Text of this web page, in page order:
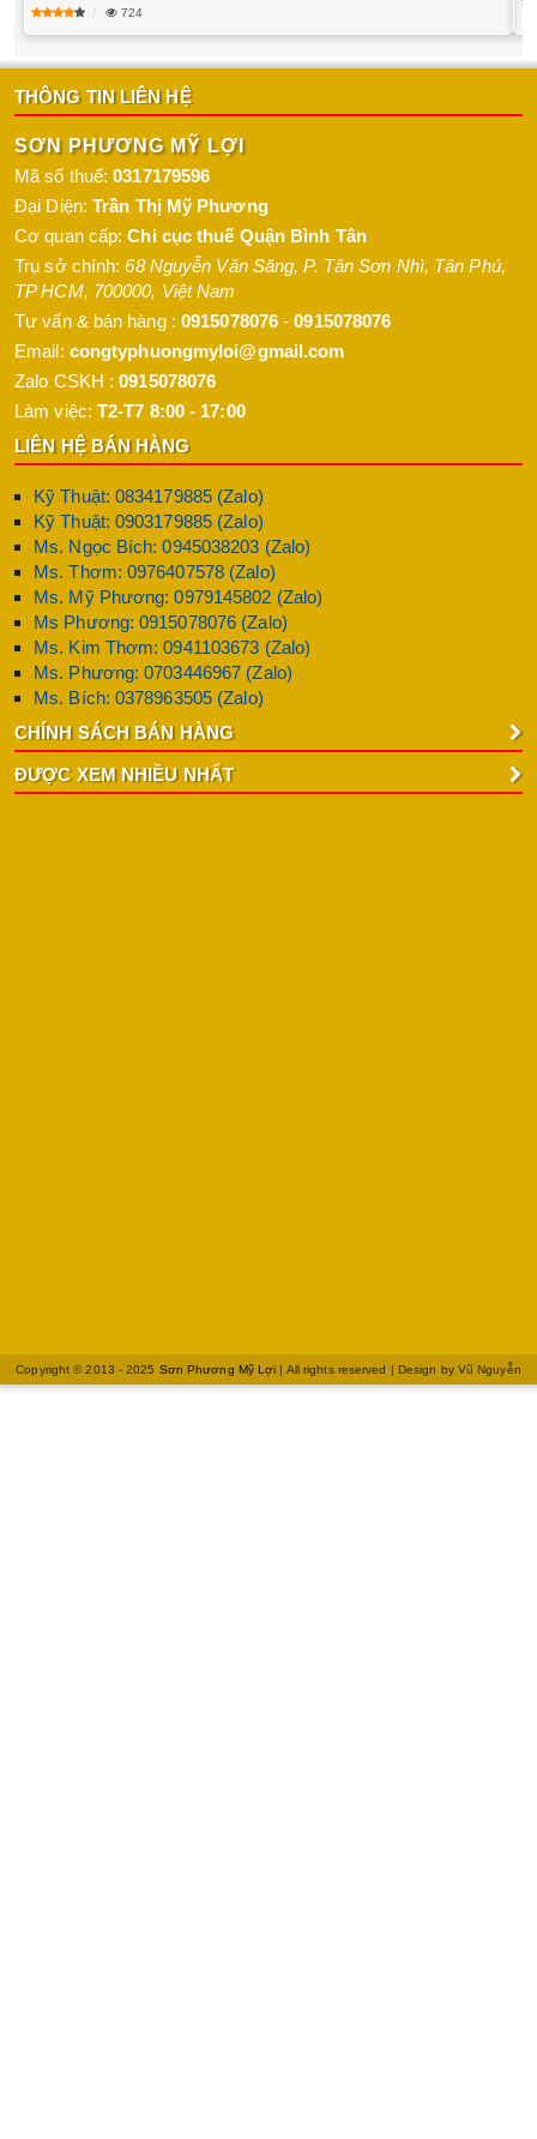
724
THÔNG TIN LIÊN HỆ
SƠN PHƯƠNG MỸ LỢI
Mã số thuế:0317179596
Đại Diện: Trần Thị Mỹ Phương
Cơ quan cấp:Chi cục thuế Quận Bình Tân
Trụ sở chính:68 Nguyễn Văn Săng, P. Tân Sơn Nhì, Tân Phú,
TP HCM, 700000, Việt Nam
Tư vấn & bán hàng : 0915078076 -0915078076
Email: congtyphuongmyloi@gmail.com
Zalo CSKH :0915078076
Làm việc: T2-T7 8:00 - 17:00
LIÊN HỆ BÁN HÀNG
Kỹ Thuật: 0834179885 (Zalo)
Kỹ Thuật: 0903179885 (Zalo)
Ms. Ngọc Bích: 0945038203 (Zalo)
Ms. Thơm: 0976407578 (Zalo)
Ms. Mỹ Phương: 0979145802 (Zalo)
Ms Phương: 0915078076 (Zalo)
Ms. Kim Thơm: 0941103673 (Zalo)
Ms. Phương: 0703446967 (Zalo)
Ms. Bích: 0378963505 (Zalo)
CHÍNH SÁCH BÁN HÀNG
ĐƯỢC XEM NHIỀU NHẤT
Copyright © 2013 - 2025 Sơn Phương Mỹ Lợi | All rights reserved | Design by Vũ Nguyễn